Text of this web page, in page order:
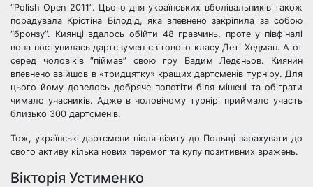
“Polish Open 2011”. Цього дня українських вболівальників також
порадувала Крістіна Білодід, яка впевнено закріпила за собою
“бронзу”. Киянці вдалось обійти 48 гравчинь, проте у півфіналі
вона поступилась дартсвумен світового класу Деті Хедман. А от
серед чоловіків “піймав” свою гру Вадим Ледєньов. Киянин
впевнено ввійшов в «тридцятку» кращих дартсменів турніру. Для
цього йому довелось добряче попотіти біля мішені та обіграти
чимало учасників. Адже в чоловічому турнірі приймало участь
близько 300 дартсменів.
Тож, українські дартсмени після візиту до Польщі зарахувати до
свого активу кілька нових перемог та купу позитивних вражень.
Вікторія Устименко